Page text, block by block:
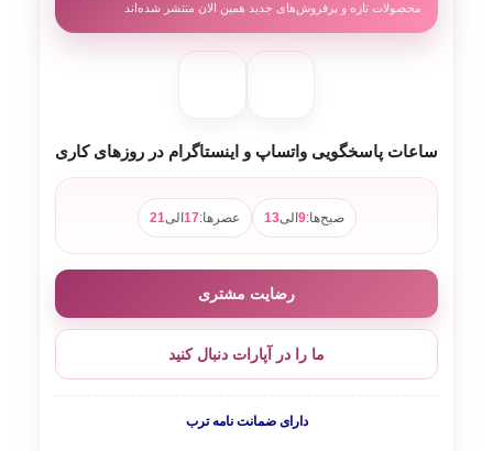
محصولات تازه و پرفروش‌های جدید همین الان منتشر شده‌اند
ساعات پاسخگویی واتساپ و اینستاگرام در روزهای کاری
صبح‌ها:9 الی13 عصرها:17 الی21
رضایت مشتری
ما را در آپارات دنبال کنید
دارای ضمانت نامه ترب